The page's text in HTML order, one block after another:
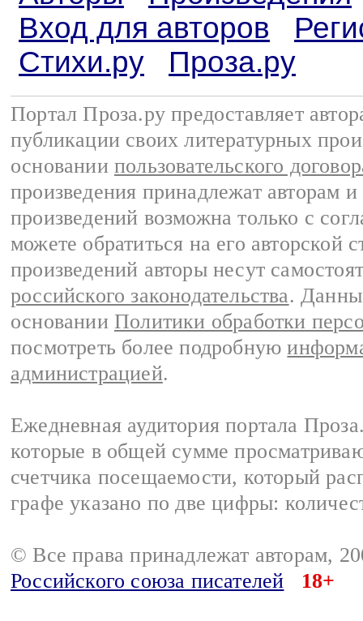
Вход для авторов
Стихи.ру
Проза.ру
Портал Проза.ру предоставляет
публикации своих литературных
основании пользовательского
произведения принадлежат авторам
произведений возможна только с
можете обратиться на его авторской
произведений авторы несут
российского законодательства.
основании Политики обработки
посмотреть более подробную
администрацией.
Ежедневная аудитория портала
которые в общей сумме
счетчика посещаемости, который
графе указано по две цифры:
© Все права принадлежат авторам,
Российского союза писателей
18+